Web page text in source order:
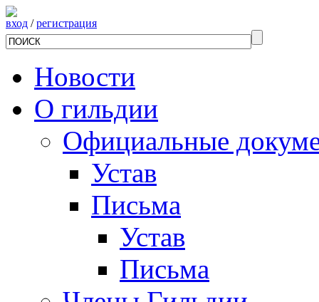
вход /регистрация
Новости
О гильдии
Официальные
Устав
Письма
Устав
Письма